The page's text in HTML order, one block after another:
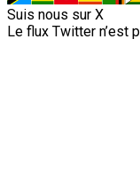
Suis nous sur X
Le flux Twitter n’est